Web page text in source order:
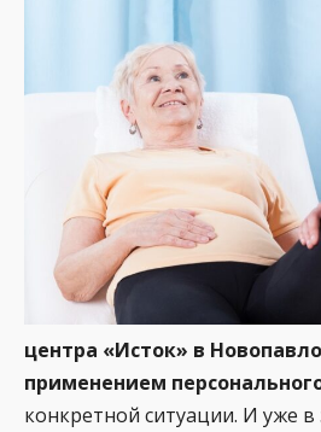
центра «Исток» в
применением
конкретной ситуации. И уже